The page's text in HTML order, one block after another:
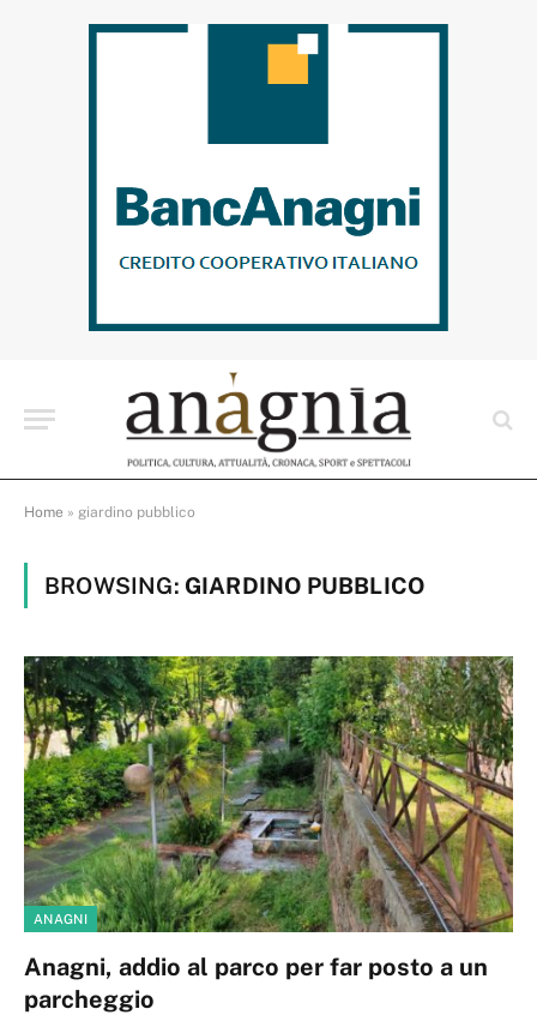
Home » giardino pubblico
BROWSING: GIARDINO PUBBLICO
ANAGNI
Anagni, addio al parco per far posto a un
parcheggio